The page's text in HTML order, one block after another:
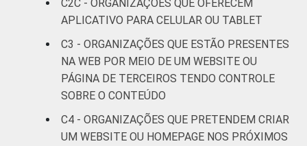
e defesa de
direitos
9
Religião 9
Saúde e
social
C2C - ORGANIZAÇÕES QUE OFERECEM
APLICATIVO PARA CELULAR OU TABLET
C3 - ORGANIZAÇÕES QUE ESTÃO PRESENTES
NA WEB POR MEIO DE UM WEBSITE OU
PÁGINA DE TERCEIROS TENDO CONTROLE
SOBRE O CONTEÚDO
C4 - ORGANIZAÇÕES QUE PRETENDEM CRIAR
UM WEBSITE OU HOMEPAGE NOS PRÓXIMOS